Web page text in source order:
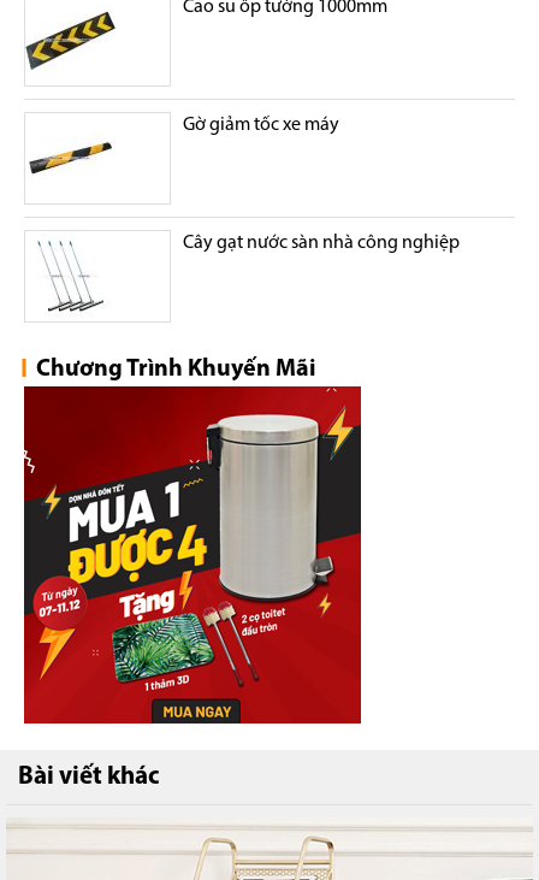
Cao su ốp tường 1000mm
Gờ giảm tốc xe máy
Cây gạt nước sàn nhà công nghiệp
Chương Trình Khuyến Mãi
Bài viết khác